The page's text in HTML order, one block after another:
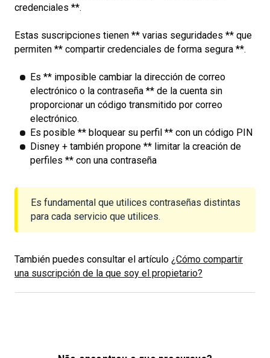
credenciales **.
Estas suscripciones tienen ** varias seguridades ** que
permiten ** compartir credenciales de forma segura **.
Es ** imposible cambiar la dirección de correo
electrónico o la contraseña ** de la cuenta sin
proporcionar un código transmitido por correo
electrónico.
Es posible ** bloquear su perfil ** con un código PIN
Disney + también propone ** limitar la creación de
perfiles ** con una contraseña
Es fundamental que utilices contraseñas distintas
para cada servicio que utilices.
También puedes consultar el artículo ¿Cómo compartir
una suscripción de la que soy el propietario?